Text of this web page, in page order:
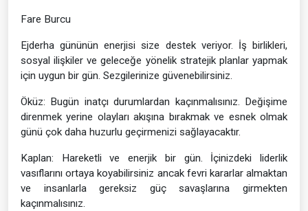
Fare Burcu
Ejderha gününün enerjisi size destek veriyor. İş birlikleri,
sosyal ilişkiler ve geleceğe yönelik stratejik planlar yapmak
için uygun bir gün. Sezgilerinize güvenebilirsiniz.
Öküz: Bugün inatçı durumlardan kaçınmalısınız. Değişime
direnmek yerine olayları akışına bırakmak ve esnek olmak
günü çok daha huzurlu geçirmenizi sağlayacaktır.
Kaplan: Hareketli ve enerjik bir gün. İçinizdeki liderlik
vasıflarını ortaya koyabilirsiniz ancak fevri kararlar almaktan
ve insanlarla gereksiz güç savaşlarına girmekten
kaçınmalısınız.